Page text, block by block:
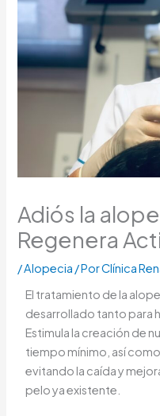
Adiós la
Regenera
/Alopecia / PorClínica
El tratamiento de la
desarrollado tanto para
Estimula la creación de
tiempo mínimo, así
evitando la caída y
pelo ya existente.